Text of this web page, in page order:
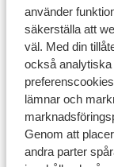
använder
säkerställa att
väl. Med din
också
lämnar och
Genom att
andra parter
Huvudstad:
Huvudstad är
Tidsskillnad:
Grekland är 1
Språk:
Det officiella
engelska (och